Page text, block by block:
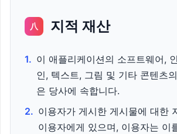
八 지적 재산
1. 이 애플리케이션의 소프트웨어,
인, 텍스트, 그림 및 기타 콘텐츠
은 당사에 속합니다.
2. 이용자가 게시한 게시물에 대한
이용자에게 있으며, 이용자는 이